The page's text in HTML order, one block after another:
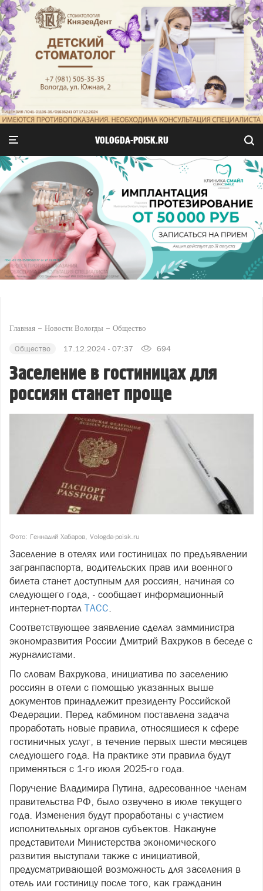
VOLOGDA-POISK.RU
Главная Новости Вологды Общество
Общество 17.12.2024 - 07:37 694
Заселение в гостиницах для
россиян станет проще
Фото: Геннадий Хабаров, Vologda-poisk.ru
Заселение в отелях или гостиницах по предъявлении
загранпаспорта, водительских прав или военного
билета станет доступным для россиян, начиная со
следующего года, - сообщает информационный
интернет-портал ТАСС.
Соответствующее заявление сделал замминистра
экономразвития России Дмитрий Вахруков в беседе с
журналистами.
По словам Вахрукова, инициатива по заселению
россиян в отели с помощью указанных выше
документов принадлежит президенту Российской
Федерации. Перед кабмином поставлена задача
проработать новые правила, относящиеся к сфере
гостиничных услуг, в течение первых шести месяцев
следующего года. На практике эти правила будут
применяться с 1-го июля 2025-го года.
Поручение Владимира Путина, адресованное членам
правительства РФ, было озвучено в июле текущего
года. Изменения будут проработаны с участием
исполнительных органов субъектов. Накануне
представители Министерства экономического
развития выступали также с инициативой,
предусматривающей возможность для заселения в
отель или гостиницу после того, как гражданин